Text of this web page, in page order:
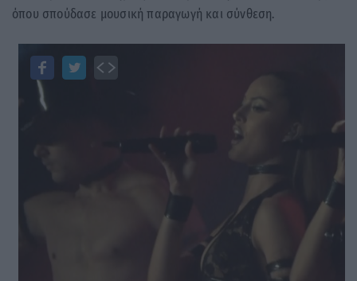
όπου σπούδασε μουσική παραγωγή και σύνθεση.